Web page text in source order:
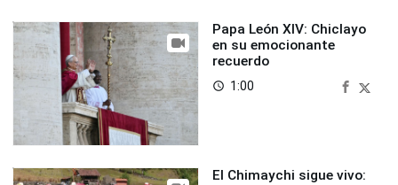
Papa León XIV: Chiclayo
en su emocionante
recuerdo
access_time 1:00
El Chimaychi sigue vivo: